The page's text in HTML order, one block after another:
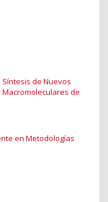
de Nuevos
de
en Metodologías